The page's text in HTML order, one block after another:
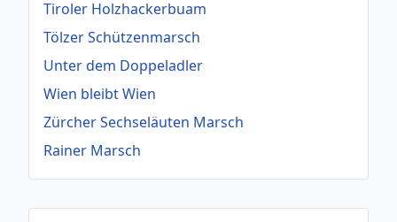
Tiroler Holzhackerbuam
Tölzer Schützenmarsch
Unter dem Doppeladler
Wien bleibt Wien
Zürcher Sechseläuten Marsch
Rainer Marsch